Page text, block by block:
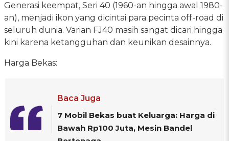
Generasi keempat, Seri 40 (1960-an hingga awal 1980-
an), menjadi ikon yang dicintai para pecinta off-road di
seluruh dunia. Varian FJ40 masih sangat dicari hingga
kini karena ketangguhan dan keunikan desainnya.
Harga Bekas:
Baca Juga
7 Mobil Bekas buat Keluarga: Harga di
Bawah Rp100 Juta, Mesin Bandel